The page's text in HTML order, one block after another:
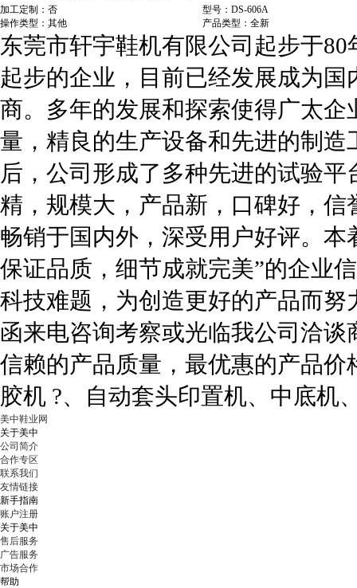
加工定制：否
型号：DS-606A
操作类型：其他
产品类型：全新
东莞市轩宇鞋机有限公司起步于
起步的企业，目前已经发展成为
商。多年的发展和探索使得广太
量，精良的生产设备和先进的制
后，公司形成了多种先进的试验
精，规模大，产品新，口碑好，
畅销于国内外，深受用户好评。
保证品质，细节成就完美”的企业
科技难题，为创造更好的产品而
函来电咨询考察或光临我公司洽
信赖的产品质量，最优惠的产品
胶机 ?、自动套头印置机、中底机
美中鞋业网
关于美中
公司简介
合作专区
联系我们
友情链接
新手指南
账户注册
关于美中
售后服务
广告服务
市场合作
帮助